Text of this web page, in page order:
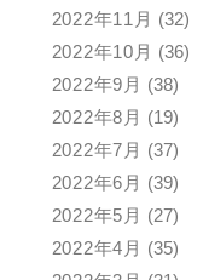
2022年11月 (32)
2022年10月 (36)
2022年9月 (38)
2022年8月 (19)
2022年7月 (37)
2022年6月 (39)
2022年5月 (27)
2022年4月 (35)